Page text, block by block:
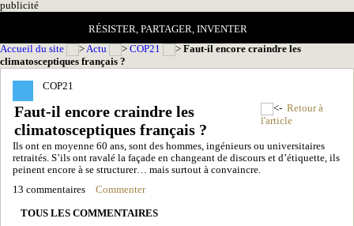
publicité
RÉSISTER, PARTAGER, INVENTER
Accueil du site
Actu COP21
Faut-il encore craindre les
climatosceptiques français ?
COP21
Faut-il encore craindre les
climatosceptiques français ?
Retour à
l'article
Ils ont en moyenne 60 ans, sont des hommes, ingénieurs ou universitaires
retraités. S’ils ont ravalé la façade en changeant de discours et d’étiquette, ils
peinent encore à se structurer… mais surtout à convaincre.
13 commentaires
Commenter
TOUS LES COMMENTAIRES